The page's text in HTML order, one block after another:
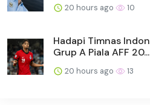
20 hours ago 10
Hadapi Timnas
Grup A Piala AFF 20...
20 hours ago 13